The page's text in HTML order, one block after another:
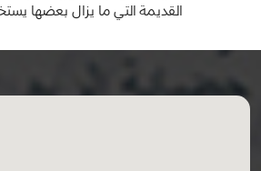
القديمة التي ما يزال بعضها